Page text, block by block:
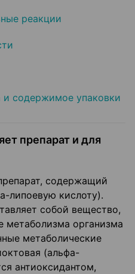
реакции
и содержимое упаковки
препарат и для
содержащий
липоевую кислоту).
собой вещество,
метаболизма организма
метаболические
(альфа-
антиоксидантом,